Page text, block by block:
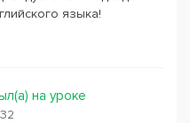
языка!
на уроке